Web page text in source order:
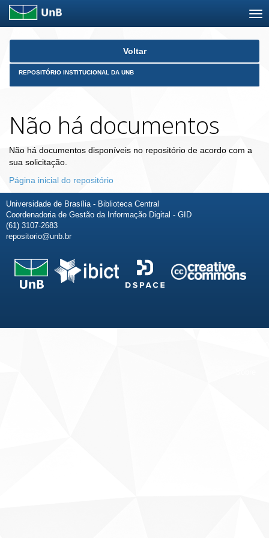
Skip
Voltar
REPOSITÓRIO INSTITUCIONAL DA UNB
Não há documentos
Não há documentos disponíveis no repositório de acordo com a
sua solicitação.
Página inicial do repositório
Universidade de Brasília - Biblioteca Central
Coordenadoria de Gestão da Informação Digital - GID
(61) 3107-2683
repositorio@unb.br